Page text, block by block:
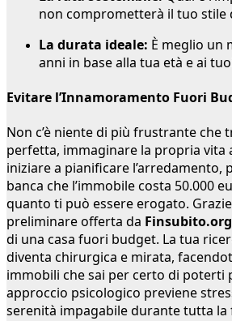
non comprometterà il tuo stile
La durata ideale: È meglio un
anni in base alla tua età e ai
Evitare l’Innamoramento Fuori
Non c’è niente di più frustrante che
perfetta, immaginare la propria vita
iniziare a pianificare l’arredamento,
banca che l’immobile costa 50.000
quanto ti può essere erogato.
preliminare offerta da Finsubito.org
di una casa fuori budget. La tua
diventa chirurgica e mirata,
immobili che sai per certo di poterti
approccio psicologico previene
serenità impagabile durante tutta la